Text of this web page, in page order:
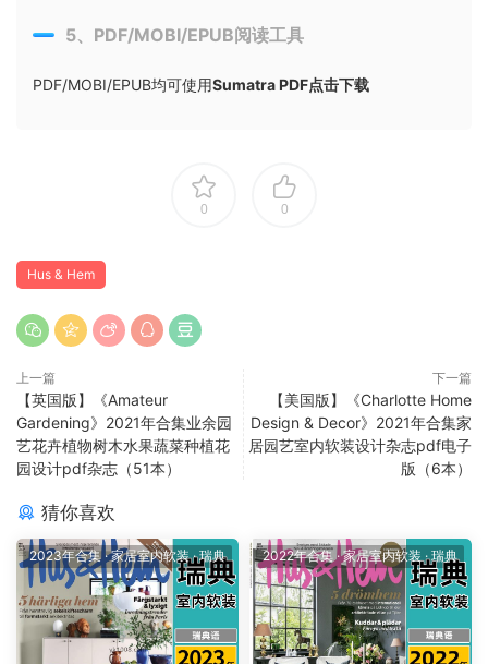
5、PDF/MOBI/EPUB阅读工具
PDF/MOBI/EPUB均可使用Sumatra PDF点击下载
0 0
Hus & Hem
上一篇
【英国版】《Amateur
Gardening》2021年合集业余园
艺花卉植物树木水果蔬菜种植花
园设计pdf杂志（51本）
下一篇
【美国版】《Charlotte Home
Design & Decor》2021年合集家
居园艺室内软装设计杂志pdf电子
版（6本）
猜你喜欢
2023年合集·家居室内软装·瑞典 2022年合集·家居室内软装 ·瑞典